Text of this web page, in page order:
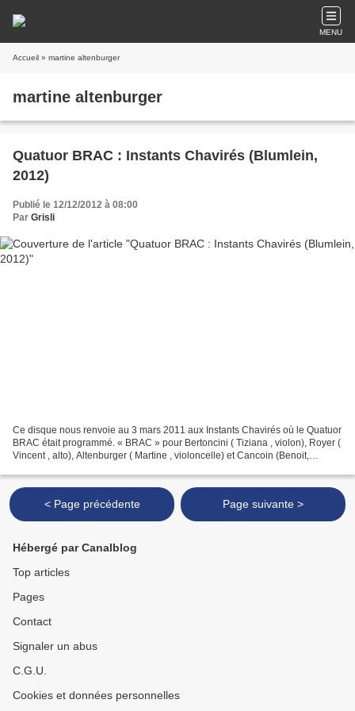
MENU
Accueil » martine altenburger
martine altenburger
Quatuor BRAC : Instants Chavirés (Blumlein,
2012)
Publié le 12/12/2012 à 08:00
Par Grisli
Ce disque nous renvoie au 3 mars 2011 aux Instants Chavirés où le Quatuor
BRAC était programmé. « BRAC » pour Bertoncini ( Tiziana , violon), Royer (
Vincent , alto), Altenburger ( Martine , violoncelle) et Cancoin (Benoit,
< Page précédente Page suivante >
Hébergé par Canalblog
Top articles
Pages
Contact
Signaler un abus
C.G.U.
Cookies et données personnelles